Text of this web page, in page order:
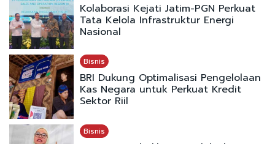
Kolaborasi Kejati Jatim-PGN Perkuat
Tata Kelola Infrastruktur Energi
Nasional
Bisnis
BRI Dukung Optimalisasi Pengelolaan
Kas Negara untuk Perkuat Kredit
Sektor Riil
Bisnis